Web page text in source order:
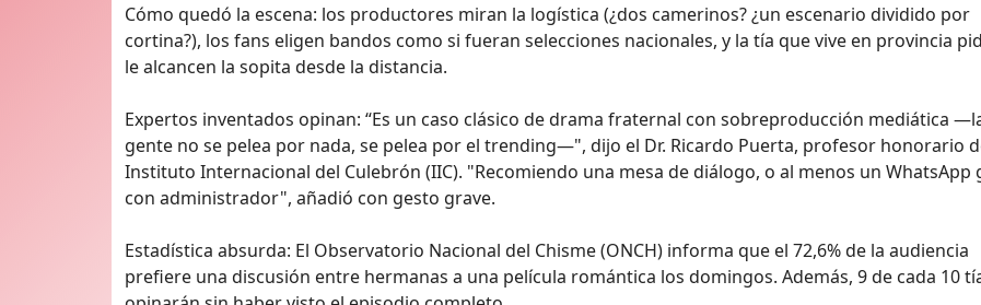
Cómo quedó la escena: los productores miran la logística (¿dos camerinos? ¿un escenario dividido por
cortina?), los fans eligen bandos como si fueran selecciones nacionales, y la tía que vive en provincia
le alcancen la sopita desde la distancia.
Expertos inventados opinan: “Es un caso clásico de drama fraternal con sobreproducción mediática
gente no se pelea por nada, se pelea por el trending—", dijo el Dr. Ricardo Puerta, profesor honorario
Instituto Internacional del Culebrón (IIC). "Recomiendo una mesa de diálogo, o al menos un WhatsApp
con administrador", añadió con gesto grave.
Estadística absurda: El Observatorio Nacional del Chisme (ONCH) informa que el 72,6% de la audiencia
prefiere una discusión entre hermanas a una película romántica los domingos. Además, 9 de cada 10